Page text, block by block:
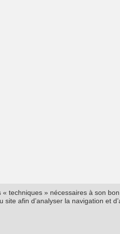
techniques » nécessaires à son
site afin d’analyser la navigation et